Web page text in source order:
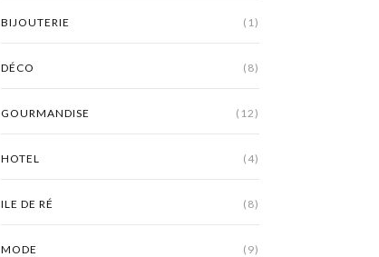
BIJOUTERIE (1)
DÉCO (8)
GOURMANDISE (12)
HOTEL (4)
ILE DE RÉ (8)
MODE (9)